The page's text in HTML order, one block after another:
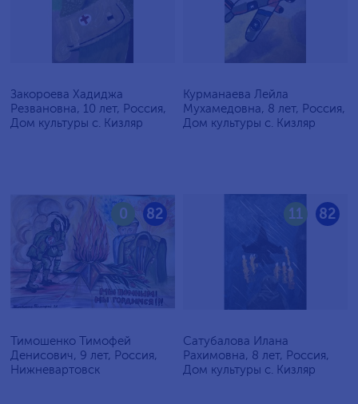
Закороева Хадиджа
Резвановна, 10 лет, Россия,
Дом культуры с. Кизляр
Курманаева Лейла
Мухамедовна, 8 лет, Россия,
Дом культуры с. Кизляр
82
0
Тимошенко Тимофей
Денисович, 9 лет, Россия,
Нижневартовск
82
11
Сатубалова Илана
Рахимовна, 8 лет, Россия,
Дом культуры с. Кизляр